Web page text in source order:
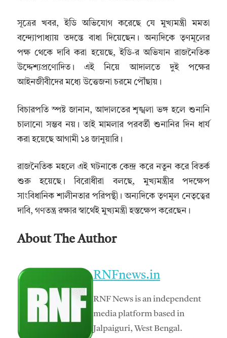
সূত্রের খবর, ইডি অভিযোগ করেছে যে মুখ্যমন্ত্রী মমতা
বন্দ্যোপাধ্যায় তদন্তে বাধা দিয়েছেন। অন্যদিকে তৃণমূলের
পক্ষ থেকে দাবি করা হয়েছে, ইডি-র অভিযান রাজনৈতিক
উদ্দেশ্যপ্রণোদিত। এই নিয়ে আদালতে দুই পক্ষের
আইনজীবীদের মধ্যে উত্তেজনা চরমে পৌঁছায়।
বিচারপতি স্পষ্ট জানান, আদালতের শৃঙ্খলা ভঙ্গ হলে শুনানি
চালানো সম্ভব নয়। তাই মামলার পরবর্তী শুনানির দিন ধার্য
করা হয়েছে আগামী ১৪ জানুয়ারি।
রাজনৈতিক মহলে এই ঘটনাকে কেন্দ্র করে নতুন করে বিতর্ক
শুরু হয়েছে। বিরোধীরা বলছে, মুখ্যমন্ত্রীর পদক্ষেপ
সাংবিধানিক শালীনতার পরিপন্থী। অন্যদিকে তৃণমূল নেতৃত্বের
দাবি, গণতন্ত্র রক্ষার স্বার্থেই মুখ্যমন্ত্রী হস্তক্ষেপ করেছেন।
About The Author
RNFnews.in
RNF News is an independent
media platform based in
Jalpaiguri, West Bengal.